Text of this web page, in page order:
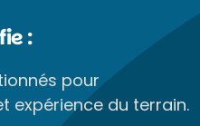
:
pour
expérience du terrain.